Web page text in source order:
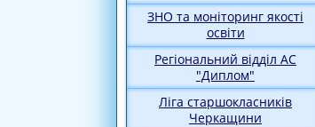
ЗНО та моніторинг якості
освіти
Регіональний відділ АС
"Диплом"
Ліга старшокласників
Черкащини